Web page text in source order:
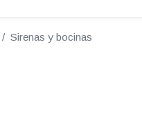
Sirenas y bocinas